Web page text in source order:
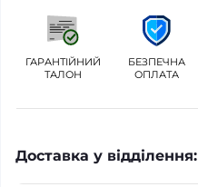
ГАРАНТІЙНИЙ
ТАЛОН
БЕЗПЕЧНА
ОПЛАТА
Доставка у відділення: